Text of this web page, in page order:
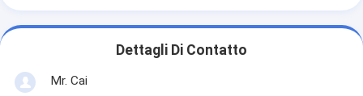
Dettagli Di Contatto
Mr. Cai